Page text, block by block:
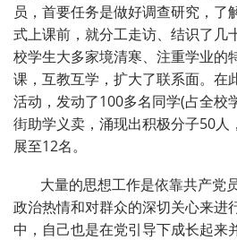
员，首要任务是做好调查研究，了
式上课前，就分工走访、结识了几
校学生大多家境清寒、注重学业的
课，互教互学，扩大了联系面。在
活动，发动了100多名同学(占全校
街助学义卖，涌现出积极分子50人
展至12名。
大量的思想工作是依靠共产党
政治热情和对群众的深切关心来进
中，自己也是在党引导下成长起来